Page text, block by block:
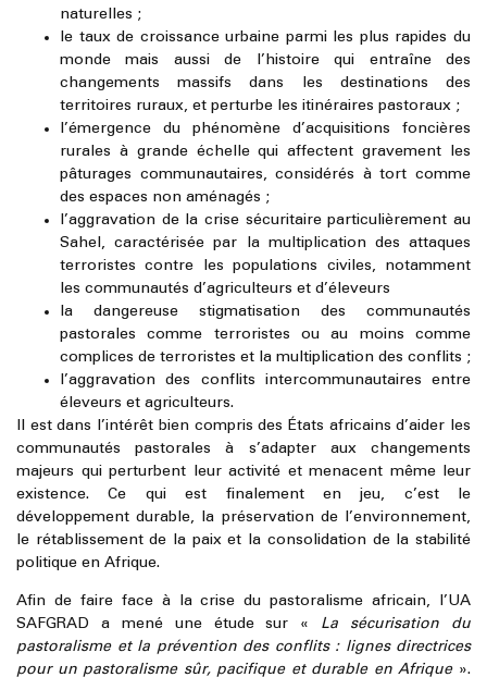
naturelles ;
le taux de croissance urbaine parmi les plus rapides du
monde mais aussi de l’histoire qui entraîne des
changements massifs dans les destinations des
territoires ruraux, et perturbe les itinéraires pastoraux ;
l’émergence du phénomène d’acquisitions foncières
rurales à grande échelle qui affectent gravement les
pâturages communautaires, considérés à tort comme
des espaces non aménagés ;
l’aggravation de la crise sécuritaire particulièrement au
Sahel, caractérisée par la multiplication des attaques
terroristes contre les populations civiles, notamment
les communautés d’agriculteurs et d’éleveurs
la dangereuse stigmatisation des communautés
pastorales comme terroristes ou au moins comme
complices de terroristes et la multiplication des conflits ;
l’aggravation des conflits intercommunautaires entre
éleveurs et agriculteurs.
Il est dans l’intérêt bien compris des États africains d’aider les
communautés pastorales à s’adapter aux changements
majeurs qui perturbent leur activité et menacent même leur
existence. Ce qui est finalement en jeu, c’est le
développement durable, la préservation de l’environnement,
le rétablissement de la paix et la consolidation de la stabilité
politique en Afrique.
Afin de faire face à la crise du pastoralisme africain, l’UA
SAFGRAD a mené une étude sur « La sécurisation du
pastoralisme et la prévention des conflits : lignes directrices
pour un pastoralisme sûr, pacifique et durable en Afrique».